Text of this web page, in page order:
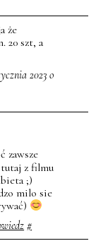
że
20 szt, a
2023 o
zawsze
tutaj z filmu
;)
milo sie
#